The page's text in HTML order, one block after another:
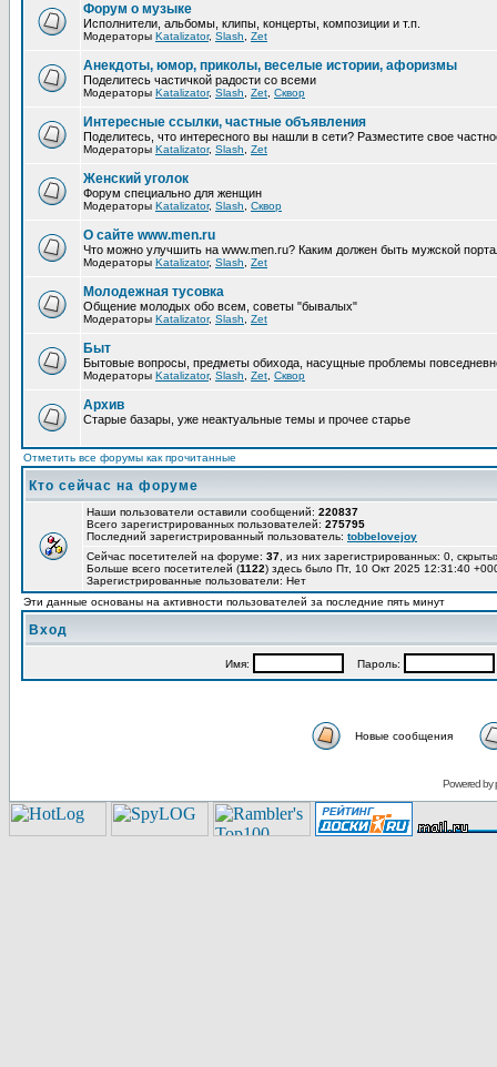
Форум о музыке
Исполнители, альбомы, клипы, концерты, композиции и т.п.
Модераторы Katalizator, Slash Zet
Анекдоты, юмор, приколы, веселые истории, афоризмы
Поделитесь частичкой радости со всеми
Модераторы Katalizator, Slash Zet Сквор
Интересные ссылки, частные объявления
Поделитесь, что интересного вы нашли в сети? Разместите свое
Модераторы Katalizator, Slash Zet
Женский уголок
Форум специально для женщин
Модераторы Katalizator, Slash Сквор
О сайте www.men.ru
Что можно улучшить на www.men.ru? Каким должен быть мужской
Модераторы Katalizator, Slash Zet
Молодежная тусовка
Общение молодых обо всем, советы "бывалых"
Модераторы Katalizator, Slash Zet
Быт
Бытовые вопросы, предметы обихода, насущные проблемы
Модераторы Katalizator, Slash Zet Сквор
Архив
Старые базары, уже неактуальные темы и прочее старье
Отметить все форумы как прочитанные
Кто сейчас на форуме
Наши пользователи оставили сообщений: 220837
Всего зарегистрированных пользователей: 275795
Последний зарегистрированный пользователь: tobbelovejoy
Сейчас посетителей на форуме: 37 , из них зарегистрированных: 0,
Больше всего посетителей (1122) здесь было Пт, 10 Окт 2025 12:31:40
Зарегистрированные пользователи: Нет
Эти данные основаны на активности пользователей за последние пять минут
Вход
Имя: Пароль:
Новые сообщения
Powered by